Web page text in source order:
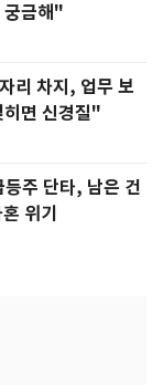
금해"
리 차지, 업무 보
면 신경질"
주 단타, 남은 건
위기